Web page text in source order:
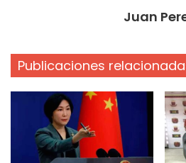
Juan
Publicaciones